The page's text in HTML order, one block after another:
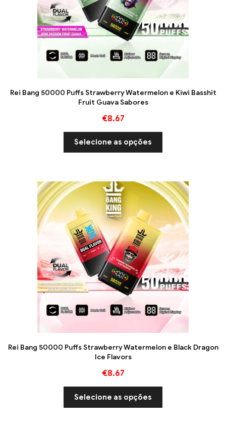
Rei Bang 50000 Puffs Strawberry Watermelon e Kiwi Basshit
Fruit Guava Sabores
€8.67
Selecione as opções
Rei Bang 50000 Puffs Strawberry Watermelon e Black Dragon
Ice Flavors
€8.67
Selecione as opções